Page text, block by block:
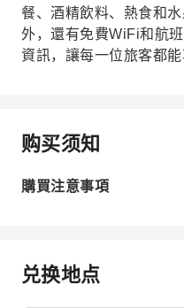
餐、酒精飲料、熱食和
外，還有免費WiFi和航
資訊，讓每一位旅客都
购买须知
購買注意事項
兑换地点